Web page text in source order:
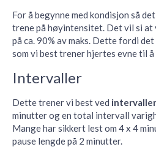
For å begynne med kondisjon så
trene på høyintensitet. Det vil si at
på ca. 90% av maks. Dette fordi
som vi best trener hjertes evne til å
Intervaller
Dette trener vi best ved intervaller
minutter og en total intervall
Mange har sikkert lest om 4 x 4
pause lengde på 2 minutter.